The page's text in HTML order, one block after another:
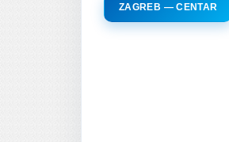
ZAGREB — CENTAR